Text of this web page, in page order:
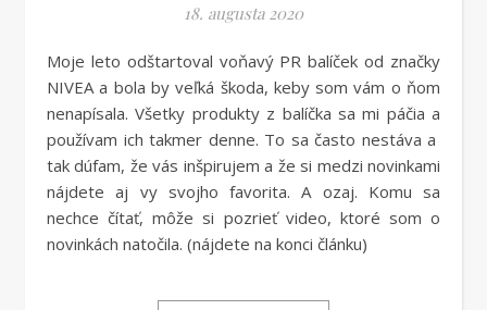
18. augusta 2020
Moje leto odštartoval voňavý PR balíček od značky
NIVEA a bola by veľká škoda, keby som vám o ňom
nenapísala. Všetky produkty z balíčka sa mi páčia a
používam ich takmer denne. To sa často nestáva a
tak dúfam, že vás inšpirujem a že si medzi novinkami
nájdete aj vy svojho favorita. A ozaj. Komu sa
nechce čítať, môže si pozrieť video, ktoré som o
novinkách natočila. (nájdete na konci článku)